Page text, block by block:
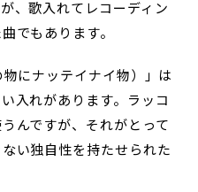
、歌入れてレコーディン
でもあります。
にナッテイナイ物）」は
入れがあります。ラッコ
んですが、それがとって
い独自性を持たせられた